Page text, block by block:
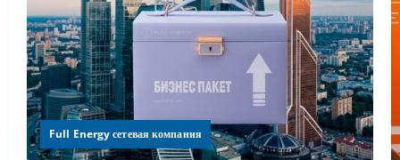
Full Energy сетевая компания